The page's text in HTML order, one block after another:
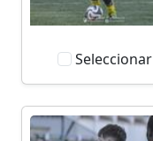
Seleccionar